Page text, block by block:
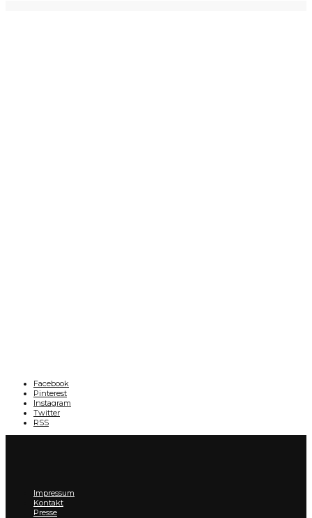
Facebook
Pinterest
Instagram
Twitter
RSS
Impressum
Kontakt
Presse